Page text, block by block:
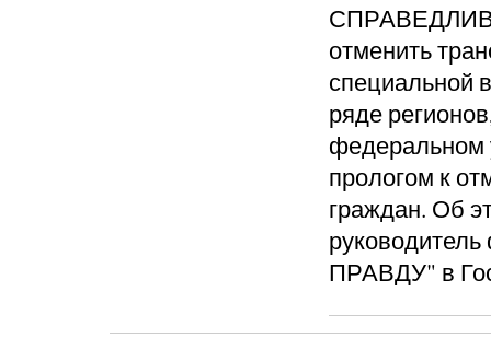
отменить
специальной
ряде
федеральном
прологом к
граждан. Об
ПРАВДУ" в